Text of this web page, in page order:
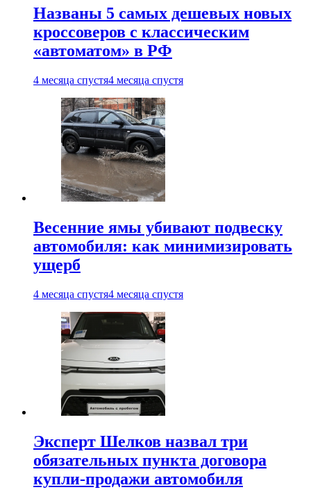
Названы 5 самых дешевых новых
кроссоверов с классическим
«автоматом» в РФ
4 месяца спустя4 месяца спустя
Весенние ямы убивают подвеску
автомобиля: как минимизировать
ущерб
4 месяца спустя4 месяца спустя
Эксперт Шелков назвал три
обязательных пункта договора
купли-продажи автомобиля